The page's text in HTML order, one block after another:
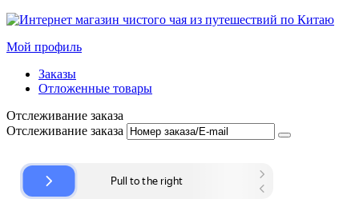
Мой профиль
Заказы
Отложенные товары
Отслеживание заказа
Отслеживание заказа